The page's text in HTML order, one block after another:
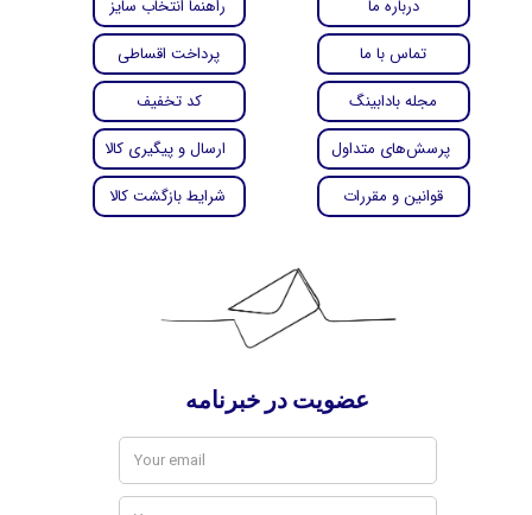
راهنما انتخاب سایز
پرداخت اقساطی
کد تخفیف
ارسال و پیگیری کالا
شرایط بازگشت کالا
درباره ما
تماس با ما
مجله بادابینگ
پرسش‌های متداول
قوانین و مقررات